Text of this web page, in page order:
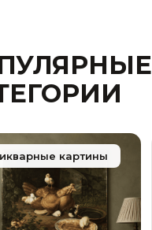
картины